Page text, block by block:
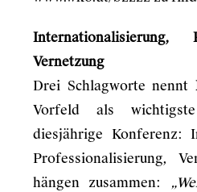
Internationalisierung,
Vernetzung
Drei Schlagworte nennt
Vorfeld als
diesjährige Konferenz:
Professionalisierung,
hängen zusammen: